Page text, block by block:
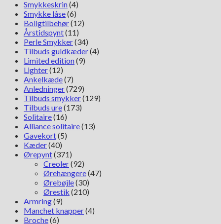
antalSmykkeskrin(4)
Smykke låse(6)
Boligtilbehør(12)
Årstidspynt(11)
Perle Smykker(34)
Tilbuds guldkæder(4)
Limited edition(9)
Lighter(12)
Ankelkæde(7)
Anledninger(729)
Tilbuds smykker(129)
Tilbuds ure(173)
Solitaire(16)
Alliance solitaire(13)
Gavekort(5)
Kæder(40)
Ørepynt(371)
Creoler(92)
Ørehængere(47)
Ørebøjle(30)
Ørestik (210)
Armring(9)
Manchet knapper(4)
Broche(6)